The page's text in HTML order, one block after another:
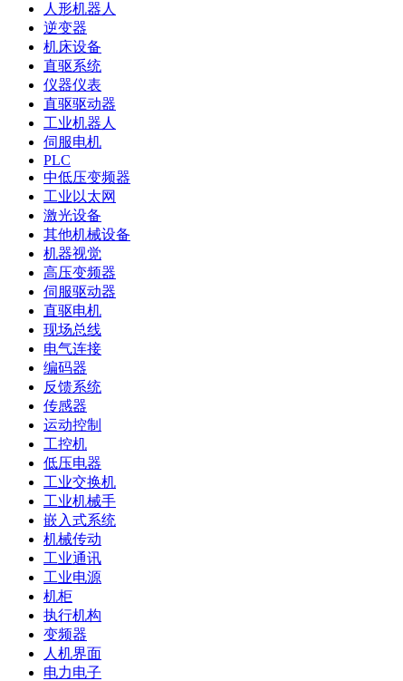
人形机器人
逆变器
机床设备
直驱系统
仪器仪表
直驱驱动器
工业机器人
伺服电机
PLC
中低压变频器
工业以太网
激光设备
其他机械设备
机器视觉
高压变频器
伺服驱动器
直驱电机
现场总线
电气连接
编码器
反馈系统
传感器
运动控制
工控机
低压电器
工业交换机
工业机械手
嵌入式系统
机械传动
工业通讯
工业电源
机柜
执行机构
变频器
人机界面
电力电子